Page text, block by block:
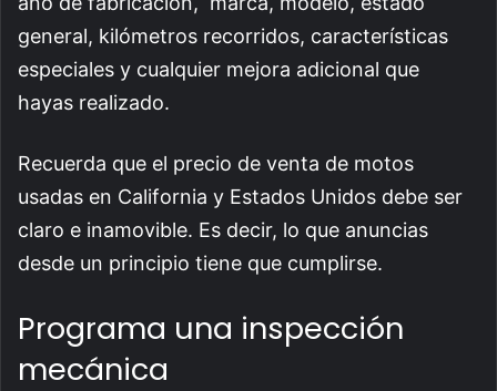
general, kilómetros recorridos, características
especiales y cualquier mejora adicional que
hayas realizado.
Recuerda que el precio de venta de motos
usadas en California y Estados Unidos debe ser
claro e inamovible. Es decir, lo que anuncias
desde un principio tiene que cumplirse.
Programa una inspección
mecánica